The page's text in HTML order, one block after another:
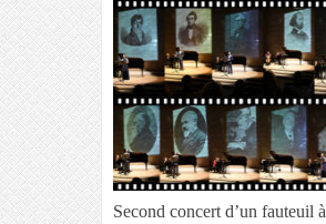
Second concert d’un fauteuil à